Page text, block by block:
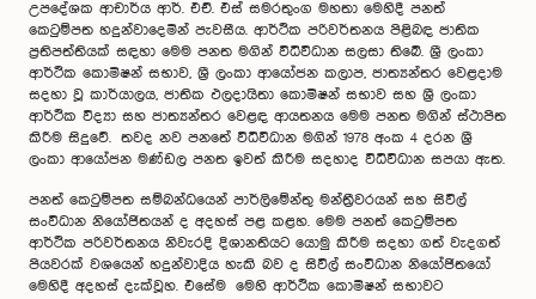
උපදේශක ආචාර්ය ආර්. එච්. එස් සමරතුංග මහතා මෙහිදී පනත්
කෙටුම්පත හදුන්වාදෙමින් පැවසීය. ආර්ථික පරිවර්තනය පිළිබඳ ජාතික
ප්‍රතිපත්තියක් සඳහා මෙම පනත මගින් විධිවිධාන සලසා තිබේ. ශ්‍රී ලංකා
ආර්ථික කොමිෂන් සභාව, ශ්‍රී ලංකා ආයෝජන කලාප, ජාත්‍යන්තර වෙළදාම
සදහා වූ කාර්යාලය, ජාතික ඵලදායිතා කොමිෂන් සභාව සහ ශ්‍රී ලංකා
ආර්ථික විද්‍යා සහ ජාත්‍යන්තර වෙළඳ ආයතනය මෙම පනත මගින් ස්ථාපිත
කිරීම සිදුවේ. තවද නව පන‍තේ විධිවිධාන මගින් 1978 අංක 4 දරන ශ්‍රී
ලංකා ආයෝජන මණ්ඩල පනත ඉවත් කිරීම සදහාද විධිවිධාන සපයා ඇත.
පනත් කෙටුම්පත සම්බන්ධයෙන් පාර්ලිමේන්තු මන්ත්‍රීවරයන් සහ සිවිල්
සංවිධාන නියෝජිතයන් ද අදහස් පළ කළහ. මෙම පනත් කෙටුම්පත
ආර්ථික පරිවර්තනය නිවැරදි දිශානතියට යොමු කිරීම සදහා ගත් වැදගත්
පියවරක් ‍වශයෙන් හදුන්වාදිය හැකි බව ද සිවිල් සංවිධාන නියෝජිතයෝ
මෙහිදී අදහස් දැක්වූහ. එසේම මෙහි ආර්ථික කොමිෂන් සභාවට